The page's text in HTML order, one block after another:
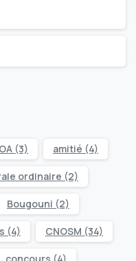
(3) amitié (4)
ordinaire (2)
Bougouni (2)
(4) CNOSM (34)